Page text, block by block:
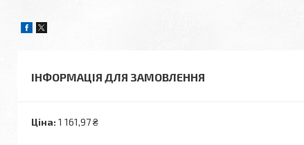
ІНФОРМАЦІЯ ДЛЯ ЗАМОВЛЕННЯ
Ціна: 1 161,97 ₴